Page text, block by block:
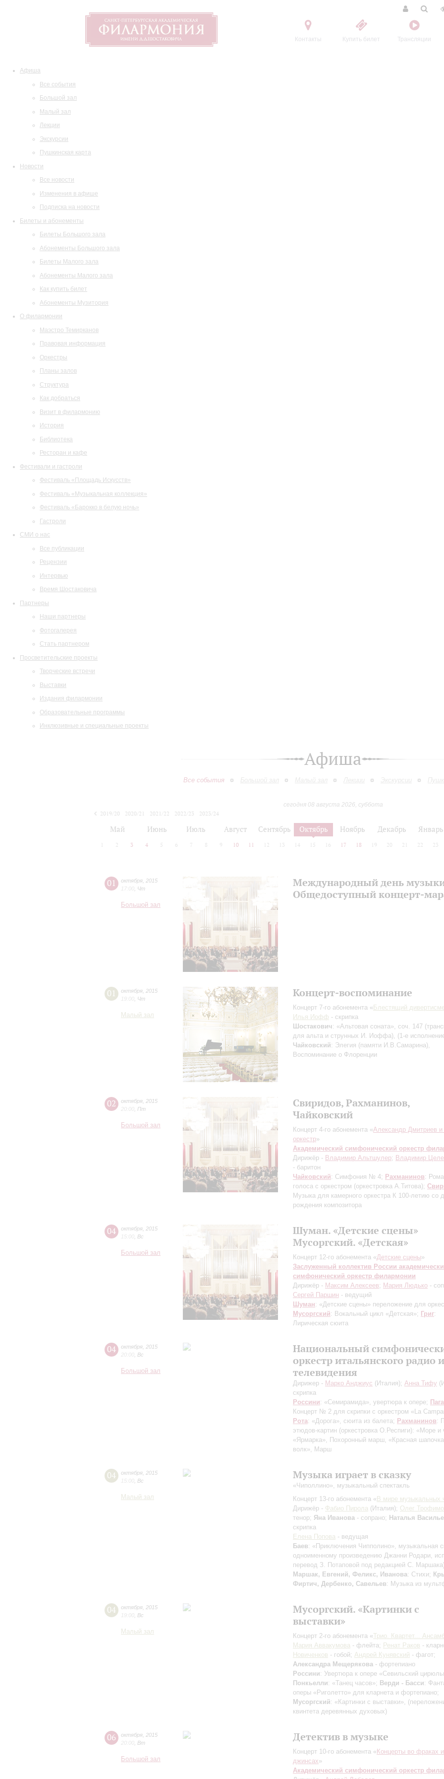
Контакты Купить билет Трансляции
Афиша
Все события
Большой зал
Малый зал
Лекции
Экскурсии
Пушкинская карта
Новости
Все новости
Изменения в афише
Подписка на новости
Билеты и абонементы
Билеты Большого зала
Абонементы Большого зала
Билеты Малого зала
Абонементы Малого зала
Как купить билет
Абонементы Музитория
О филармонии
Маэстро Темирканов
Правовая информация
Оркестры
Планы залов
Структура
Как добраться
Визит в филармонию
История
Библиотека
Ресторан и кафе
Фестивали и гастроли
Фестиваль «Площадь Искусств»
Фестиваль «Музыкальная коллекция»
Фестиваль «Барокко в белую ночь»
Гастроли
СМИ о нас
Все публикации
Рецензии
Интервью
Время Шостаковича
Партнеры
Наши партнеры
Фотогалерея
Стать партнером
Просветительские проекты
Творческие встречи
Выставки
Издания филармонии
Образовательные программы
Инклюзивные и специальные проекты
Афиша
Все события Большой зал Малый зал Лекции Экскурсии
сегодня 08 августа 2026, суббота
2019/20
2020/21 2021/22 2022/23
2023/24
Май Июнь Июль Август Сентябрь Октябрь Ноябрь Декабрь Январь
2 3 4 5 6 7 8 9 10 11 12 13 14 15 16 17 18 19 20 21 22 23
01 октября 2015
17:00 Чт
Большой зал
Международный день
Общедоступный концерт-
01 октября 2015
19:00 Чт
Малый зал
Концерт-воспоминание
Концерт 7-го абонемента « Блестящий
Илья Иофф - скрипка
Шостакович: «Альтовая соната», соч. 147
для альта и струнных И. Иоффа), (1-е
Чайковский: Элегия (памяти И.В.Самарина),
Воспоминание о Флоренции
02 октября 2015
20:00 Пт
Большой зал
Свиридов, Рахманинов,
Чайковский
Концерт 4-го абонемента «Александр Дмитриев и
оркестр»
Академический симфонический оркестр
Дирижёр - Владимир Альтшулер; Владимир
- баритон
Чайковский: Симфония № 4; Рахманинов:
голоса с оркестром (оркестровка А.Титова);
Музыка для камерного оркестра К 100-летию со
рождения композитора
04 октября 2015
15:00 Вс
Большой зал
Шуман. «Детские сцены»
Мусоргский. «Детская»
Концерт 12-го абонемента «Детские сцены»
Заслуженный коллектив России
симфонический оркестр филармонии
Дирижёр - Максим Алексеев; Мария Людько -
Сергей Паршин - ведущий
Шуман: «Детские сцены» переложение для
Мусоргский: Вокальный цикл «Детская»; Григ:
Лирическая сюита
04 октября 2015
20:00 Вс
Большой зал
Национальный
оркестр итальянского радио и
телевидения
Дирижер - Марко Анджиус (Италия); Анна Тифу
скрипка
Россини: «Семирамида», увертюра к опере;
Концерт № 2 для скрипки с оркестром «La
Рота: «Дорога», сюита из балета; Рахманинов:
этюдов-картин (оркестровка О.Респиги): «Море и
«Ярмарка», Похоронный марш, «Красная
волк», Марш
04 октября 2015
15:00 Вс
Малый зал
Музыка играет в сказку
«Чиполлино», музыкальный спектакль
Концерт 13-го абонемента « В мире музыкальных
Дирижёр - Фабио Пирола (Италия); Олег
тенор; Яна Иванова - сопрано; Наталья
скрипка
Елена Попова - ведущая
Баев: «Приключения Чипполино», музыкальная
одноименному произведению Джанни Родари,
перевод З. Потаповой под редакцией С.
Маршак, Евгений, Феликс, Иванова: Стихи;
Фиртич, Дербенко, Савельев: Музыка из
04 октября 2015
19:00 Вс
Малый зал
Мусоргский. «Картинки с
выставки»
Концерт 2-го абонемента «Трио. Квартет...
Мария Аввакумова - флейта; Ренат Раков -
Новиченков - гобой; Андрей Кунявский - фагот;
Александра Мещерякова - фортепиано
Россини: Увертюра к опере «Севильский
Понкьелли: «Танец часов»; Верди - Басси:
оперы «Риголетто» для кларнета и фортепиано;
Мусоргский: «Картинки с выставки»,
квинтета деревянных духовых)
06 октября 2015
20:00 Вт
Большой зал
Детектив в музыке
Концерт 10-го абонемента « Концерты во фраках
джинсах»
Академический симфонический оркестр